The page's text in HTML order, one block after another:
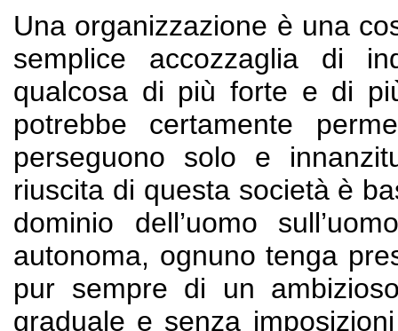
Una organizzazione è una
semplice accozzaglia di
qualcosa di più forte e di
potrebbe certamente
perseguono solo e
riuscita di questa società è
dominio dell’uomo
autonoma, ognuno tenga
pur sempre di un
graduale e senza